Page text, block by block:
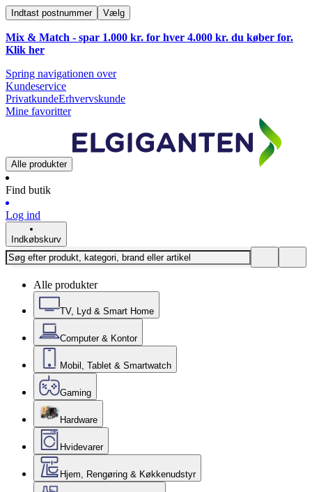
Indtast postnummer Vælg
Mix & Match - spar 1.000 kr. for hver 4.000 kr. du køber for.
Klik her
Spring navigationen over
Kundeservice
PrivatkundeErhvervskunde
Mine favoritter
Alle produkter
Find butik
Log ind
Indkøbskurv
Alle produkter
TV, Lyd & Smart Home
Computer & Kontor
Mobil, Tablet & Smartwatch
Gaming
Hardware
Hvidevarer
Hjem, Rengøring & Køkkenudstyr